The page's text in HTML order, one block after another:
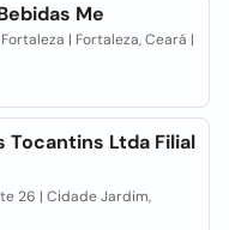
Me
| Fortaleza, Ceará |
Tocantins Ltda Filial
26 | Cidade Jardim,